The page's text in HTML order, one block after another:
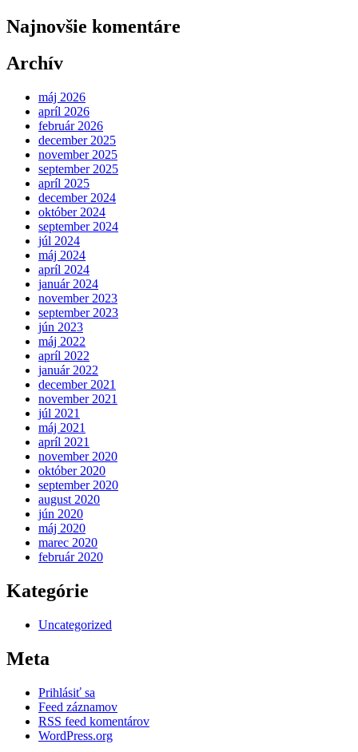
Najnovšie komentáre
Archív
máj 2026
apríl 2026
február 2026
december 2025
november 2025
september 2025
apríl 2025
december 2024
október 2024
september 2024
júl 2024
máj 2024
apríl 2024
január 2024
november 2023
september 2023
jún 2023
máj 2022
apríl 2022
január 2022
december 2021
november 2021
júl 2021
máj 2021
apríl 2021
november 2020
október 2020
september 2020
august 2020
jún 2020
máj 2020
marec 2020
február 2020
Kategórie
Uncategorized
Meta
Prihlásiť sa
Feed záznamov
RSS feed komentárov
WordPress.org